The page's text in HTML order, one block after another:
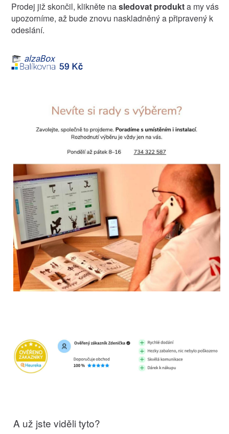
Prodej již skončil, klikněte nasledovat produkta my vás
upozorníme, až bude znovu naskladněný a připravený k
odeslání.
A už jste viděli tyto?